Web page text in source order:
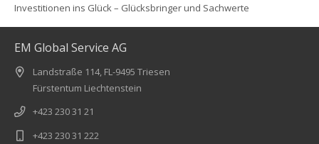
Investitionen ins Glück – Glücksbringer und Sachwerte
EM Global Service AG
Landstraße 114, FL-9495 Triesen
Fürstentum Liechtenstein
+423 230 31 21
+423 230 31 222